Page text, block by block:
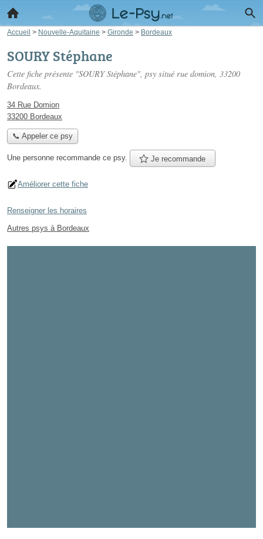
Accueil > Nouvelle-Aquitaine > Gironde > Bordeaux
SOURY Stéphane
Cette fiche présente "SOURY Stéphane", psy situé rue domion, 33200
Bordeaux.
34 Rue Domion
33200 Bordeaux
📞 Appeler ce psy
Une personne recommande ce psy. Je recommande
Améliorer cette fiche
Renseigner les horaires
Autres psys à Bordeaux